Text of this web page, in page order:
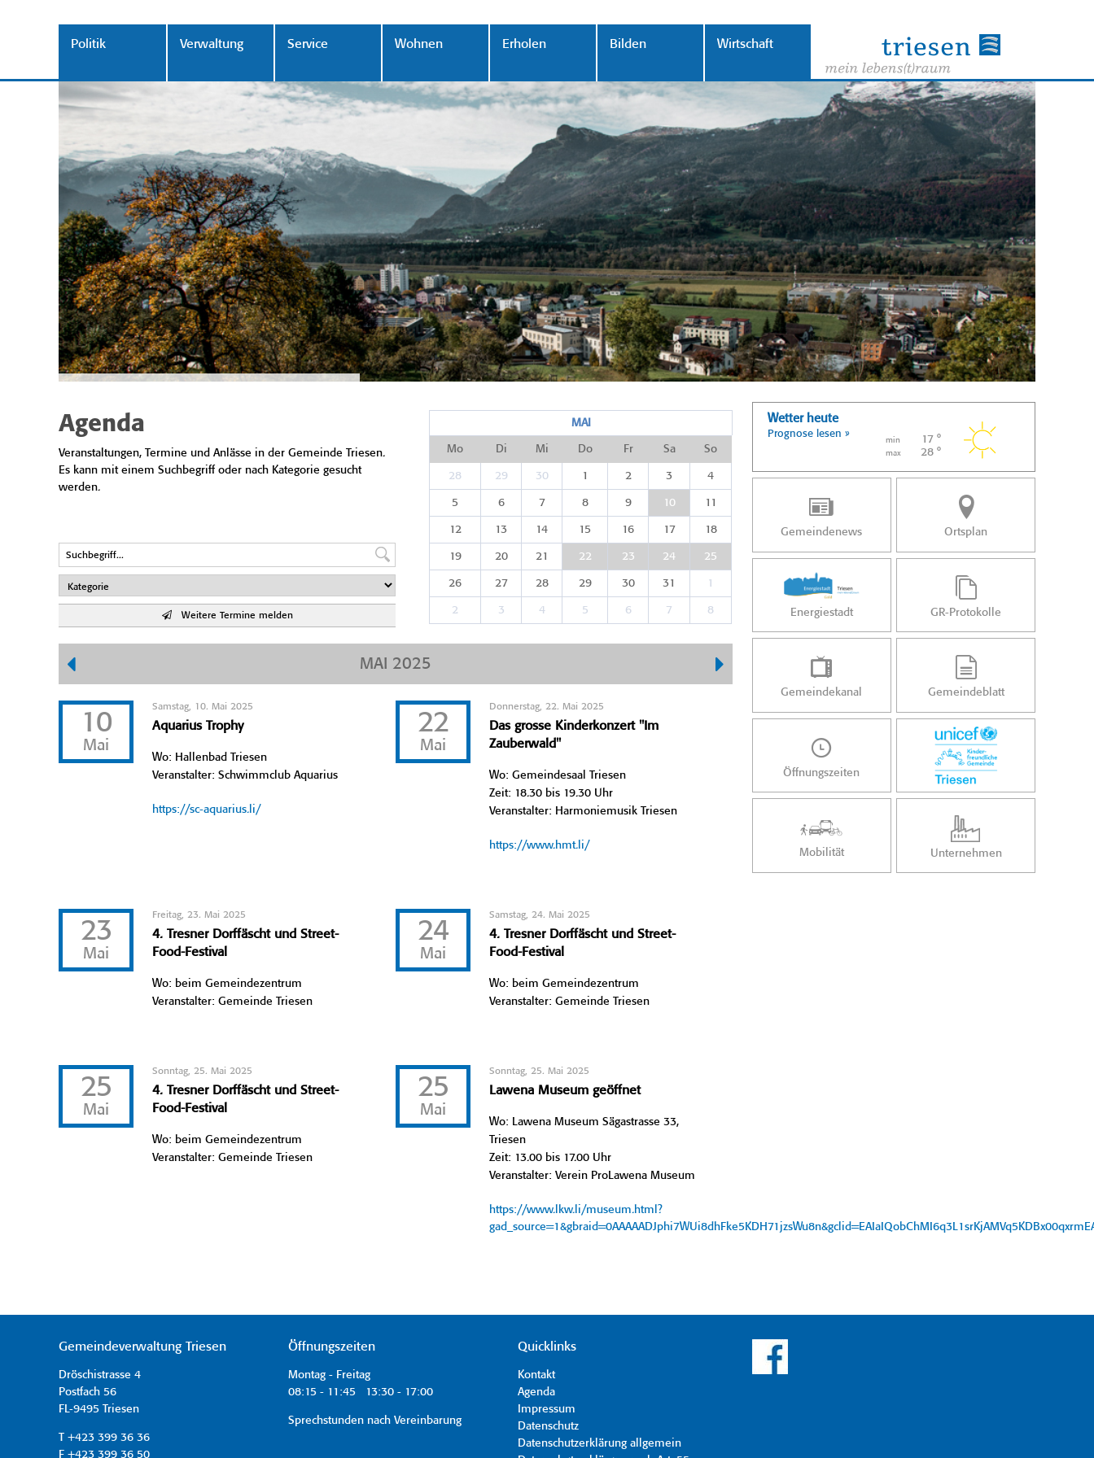
Politik Verwaltung Service Wohnen Erholen Bilden Wirtschaft
Agenda
Veranstaltungen, Termine und Anlässe in der Gemeinde Triesen.
Es kann mit einem Suchbegriff oder nach Kategorie gesucht
werden.
Weitere Termine melden
MAI
Mo Di Mi Do Fr Sa So
28 29 30 1 2 3 4
5 6 7 8 9 10 11
12 13 14 15 16 17 18
19 20 21 22 23 24 25
26 27 28 29 30 31 1
2 3 4 5 6 7 8
MAI 2025
10
Mai
Samstag, 10. Mai 2025
Aquarius Trophy
Wo: Hallenbad Triesen
Veranstalter: Schwimmclub Aquarius
https://sc-aquarius.li/
22
Mai
Donnerstag, 22. Mai 2025
Das grosse Kinderkonzert "Im
Zauberwald"
Wo: Gemeindesaal Triesen
Zeit: 18.30 bis 19.30 Uhr
Veranstalter: Harmoniemusik Triesen
https://www.hmt.li/
23
Mai
Freitag, 23. Mai 2025
4. Tresner Dorffäscht und Street-
Food-Festival
Wo: beim Gemeindezentrum
Veranstalter: Gemeinde Triesen
24
Mai
Samstag, 24. Mai 2025
4. Tresner Dorffäscht und Street-
Food-Festival
Wo: beim Gemeindezentrum
Veranstalter: Gemeinde Triesen
25
Mai
Sonntag, 25. Mai 2025
4. Tresner Dorffäscht und Street-
Food-Festival
Wo: beim Gemeindezentrum
Veranstalter: Gemeinde Triesen
25
Mai
Sonntag, 25. Mai 2025
Lawena Museum geöffnet
Wo: Lawena Museum Sägastrasse 33,
Triesen
Zeit: 13.00 bis 17.00 Uhr
Veranstalter: Verein ProLawena Museum
https://www.lkw.li/museum.html?
Wetter heute
Prognose lesen »
min 17 °
max 28 °
Gemeindenews Ortsplan
Energiestadt GR-Protokolle
Gemeindekanal Gemeindeblatt
Öffnungszeiten
Mobilität Unternehmen
Gemeindeverwaltung Triesen
Dröschistrasse 4
Postfach 56
FL-9495 Triesen
T +423 399 36 36
F +423 399 36 50
Öffnungszeiten
Montag - Freitag
08:15 - 11:45 13:30 - 17:00
Sprechstunden nach Vereinbarung
Quicklinks
Kontakt
Agenda
Impressum
Datenschutz
Datenschutzerklärung allgemein